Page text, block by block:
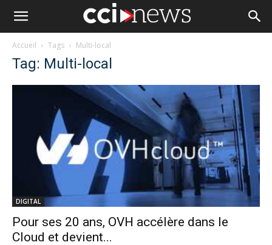
Accueil Tags Multi-local
Tag: Multi-local
DIGITAL
Pour ses 20 ans, OVH accélère dans le
Cloud et devient...